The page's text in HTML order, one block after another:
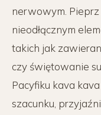
nerwowym.
nieodłącznym
takich jak
czy świętowanie
Pacyfiku kava
szacunku,